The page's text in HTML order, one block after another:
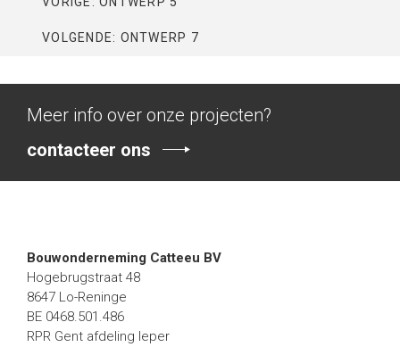
VOLGENDE: ONTWERP 7
Meer info over onze projecten?
contacteer ons
Bouwonderneming Catteeu BV
Hogebrugstraat 48
8647 Lo-Reninge
BE 0468.501.486
RPR Gent afdeling Ieper